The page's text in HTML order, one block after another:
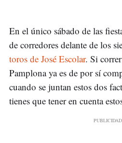
En el único sábado de las
de corredores delante de los
toros de José Escolar. Si
Pamplona ya es de por sí
cuando se juntan estos dos
tienes que tener en cuenta